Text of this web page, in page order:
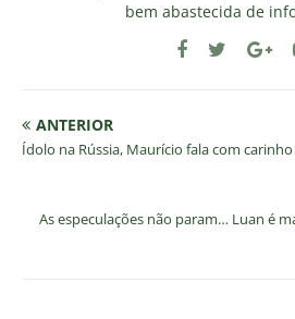
bem abastecida de
ANTERIOR
Ídolo na Rússia, Maurício fala com
As especulações não param… Luan é